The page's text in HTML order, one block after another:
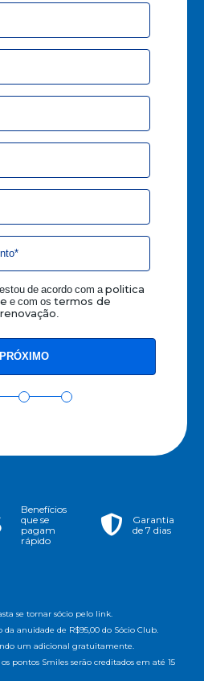
de acordo com apolitica
e com os termos de
.
Benefícios
que se
pagam
rápido
Garantia
de 7 dias
se tornar sócio pelo link.
anuidade de R$95,00 do Sócio Club.
um adicional gratuitamente.
pontos Smiles serão creditados em até 15